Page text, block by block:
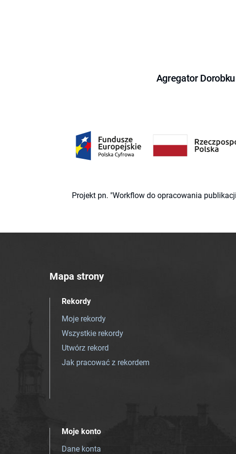
Agregator
Projekt pn. "Workflow do opracowania
Mapa strony
Rekordy
Moje rekordy
Wszystkie rekordy
Utwórz rekord
Jak pracować z rekordem
Moje konto
Dane konta